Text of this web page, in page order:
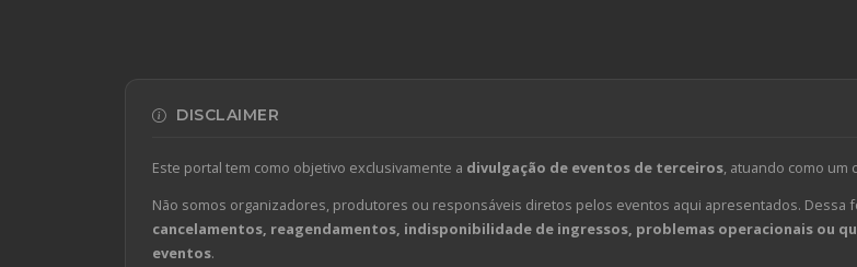
DISCLAIMER
Este portal tem como objetivo exclusivamente a divulgação de eventos de terceiros, atuando como um
Não somos organizadores, produtores ou responsáveis diretos pelos eventos aqui apresentados. Dessa
cancelamentos, reagendamentos, indisponibilidade de ingressos, problemas operacionais ou
eventos.